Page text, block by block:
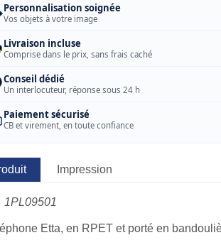
Personnalisation soignée
Vos objets à votre image
Livraison incluse
Comprise dans le prix, sans frais caché
Conseil dédié
Un interlocuteur, réponse sous 24 h
Paiement sécurisé
CB et virement, en toute confiance
Impression
1PL09501
Etta, en RPET et porté en